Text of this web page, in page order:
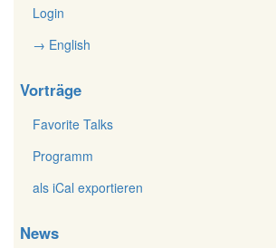
Login
→ English
Vorträge
Favorite Talks
Programm
als iCal exportieren
News